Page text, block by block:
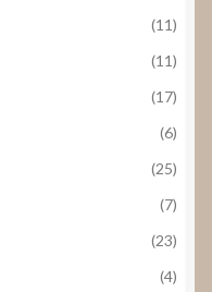
(11)
(11)
(17)
(6)
(25)
(7)
(23)
(4)